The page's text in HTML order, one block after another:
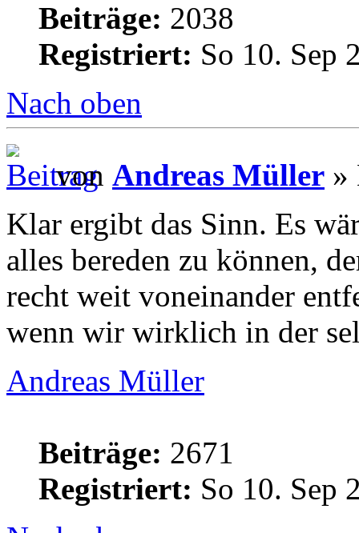
Beiträge: 2038
Registriert: So 10. Sep
Nach oben
von Andreas Müller »
Klar ergibt das Sinn. Es
alles bereden zu können,
recht weit voneinander
wenn wir wirklich in der
Andreas Müller
Beiträge: 2671
Registriert: So 10. Sep